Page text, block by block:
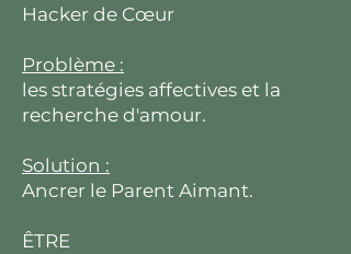
Hacker de Cœur
Problème :
les stratégies affectives et la
recherche d'amour.
Solution :
Ancrer le Parent Aimant.
ÊTRE